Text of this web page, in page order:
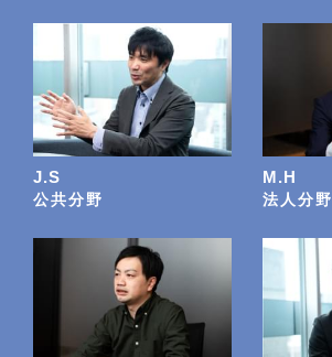
J.S
公共分野
M.H
法人分野